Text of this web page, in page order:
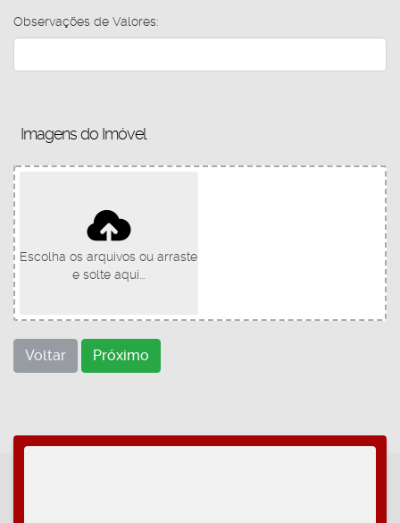
Observações de Valores:
Imagens do Imóvel
Escolha os arquivos ou arraste
e solte aqui...
Voltar Próximo